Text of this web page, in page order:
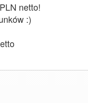
netto!
:)